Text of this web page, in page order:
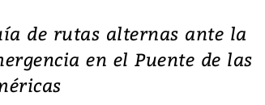
de rutas alternas ante la
en el Puente de las